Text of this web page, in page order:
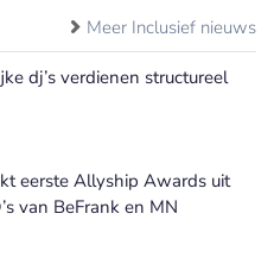
Meer Inclusief nieuws
dj’s verdienen structureel
eerste Allyship Awards uit
van BeFrank en MN